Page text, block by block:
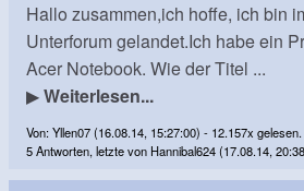
Hallo zusammen,ich hoffe, ich bin
Unterforum gelandet.Ich habe ein
Acer Notebook. Wie der Titel ...
▶Weiterlesen...
Von: Yllen07 (16.08.14, 15:27:00) - 12.157x gelesen.
5 Antworten, letzte von Hannibal624 (17.08.14,